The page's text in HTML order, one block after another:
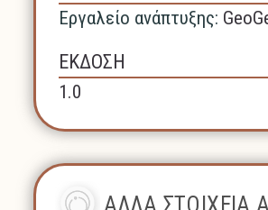
Εργαλείο ανάπτυξης:
ΕΚΔΟΣΗ
1.0